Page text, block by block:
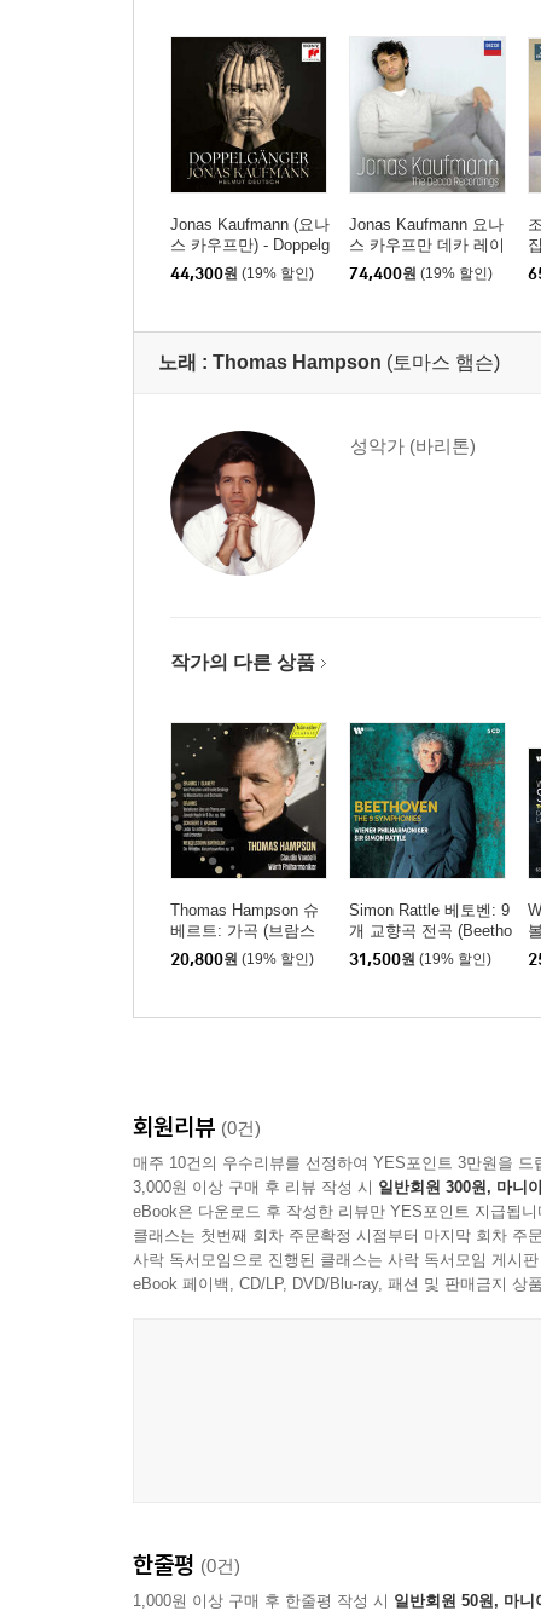
Jonas Kaufmann (요나
스 카우프만) - Doppelg
anger [CD + DVD]
44,300원 (19% 할인)
Jonas Kaufmann 요나
스 카우프만 데카 레이
블 녹음집 (The Decca
Recordings)
74,400원 (19% 할인)
노래 : Thomas Hampson (토마스 햄슨)
성악가 (바리톤)
작가의 다른 상품
Thomas Hampson 슈
베르트: 가곡 (브람스
편곡판) / 브람스: 하이
든 변주곡 / 브람스: 가
(Brahms / Schubert: Or
20,800원 (19% 할인)
Simon Rattle 베토벤: 9
개 교향곡 전곡 (Beetho
ven: The 9 Symphonie
s) [5CD 박스세트]
31,500원 (19% 할인)
회원리뷰 (0건)
매주 10건의 우수리뷰를 선정하여 YES포인트 3만원을 드
3,000원 이상 구매 후 리뷰 작성 시 일반회원 300원, 마니
eBook은 다운로드 후 작성한 리뷰만 YES포인트 지급됩니
클래스는 첫번째 회차 주문확정 시점부터 마지막 회차 주
사락 독서모임으로 진행된 클래스는 사락 독서모임 게시
eBook 페이백, CD/LP, DVD/Blu-ray, 패션 및 판매금지 상
한줄평 (0건)
1,000원 이상 구매 후 한줄평 작성 시 일반회원 50원, 마니